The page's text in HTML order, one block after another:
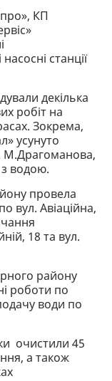
КП
станції
декілька
робіт на
Зокрема,
усунуто
М.Драгоманова,
водою.
провела
вул. Авіаційна,
18 та вул.
району
роботи по
води по
очистили 45
а також